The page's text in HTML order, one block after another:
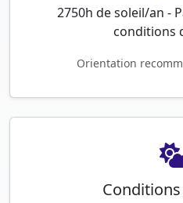
2750h de soleil/an -
conditions
Orientation